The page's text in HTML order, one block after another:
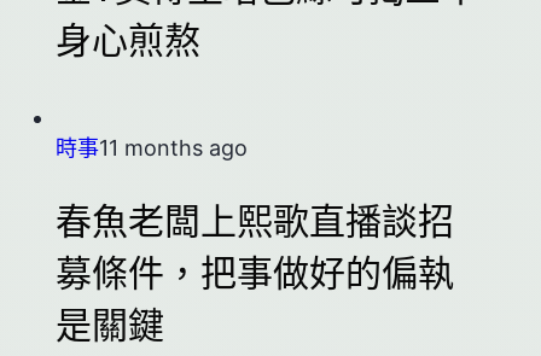
身心煎熬
時事11 months ago
春魚老闆上熙歌直播談招
募條件，把事做好的偏執
是關鍵